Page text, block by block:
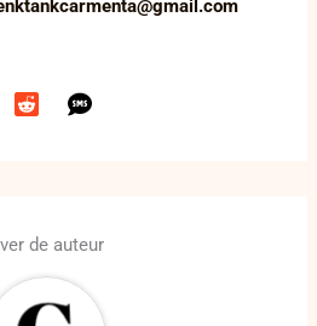
de auteur